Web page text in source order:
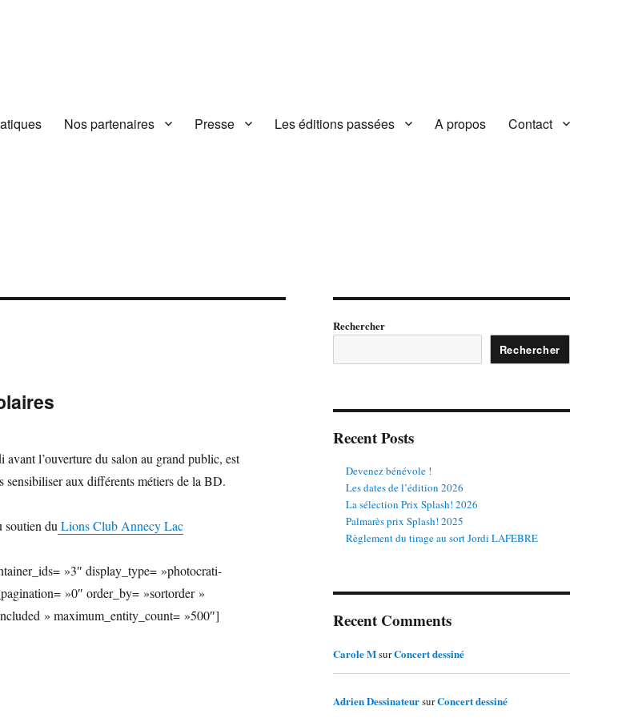
Nos partenaires Presse Les éditions passées A propos Contact
l’ouverture du salon au grand public, est
sensibiliser aux différents métiers de la BD.
soutien du Lions Club Annecy Lac
»3″ display_type= »photocrati-
»0″ order_by= »sortorder »
» maximum_entity_count= »500″]
Rechercher
Rechercher
Recent Posts
Devenez bénévole !
Les dates de l’édition 2026
La sélection Prix Splash! 2026
Palmarès prix Splash! 2025
Règlement du tirage au sort Jordi LAFEBRE
Recent Comments
Carole MsurConcert dessiné
Adrien DessinateursurConcert dessiné